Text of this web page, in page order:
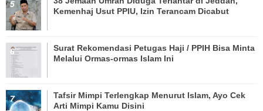
Kemenhaj Usut PPIU, Izin Terancam Dicabut
Surat Rekomendasi Petugas Haji / PPIH Bisa Minta
Melalui Ormas-ormas Islam Ini
Tafsir Mimpi Terlengkap Menurut Islam, Ayo Cek
Arti Mimpi Kamu Disini